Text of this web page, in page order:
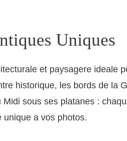
Uniques
et paysagere ideale
historique, les bords de la
sous ses platanes :
unique a vos photos.